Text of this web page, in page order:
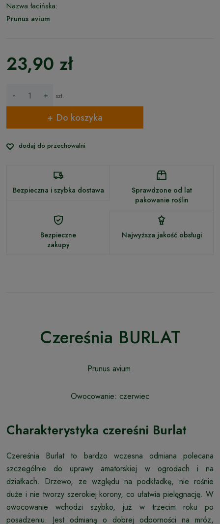
Nazwa łacińska:
Prunus avium
23,90 zł
- + szt.
Do koszyka
dodaj do przechowalni
Bezpieczna i szybka dostawa
Sprawdzone od lat
pakowanie roślin
Bezpieczne
zakupy
Najwyższa jakość obsługi
Czereśnia BURLAT
Prunus avium
Owocowanie: czerwiec
Charakterystyka czereśni Burlat
Czereśnia Burlat to bardzo wczesna odmiana polecana
szczególnie do uprawy amatorskiej w ogrodach i na
działkach. Drzewo, ze względu na podkładkę, nie rośnie
duże i nie tworzy szerokiej korony, co ułatwia pielęgnację. W
owocowanie wchodzi szybko, już w trzecim roku po
posadzeniu. Jest odmianą o dobrej odporności na mróz,